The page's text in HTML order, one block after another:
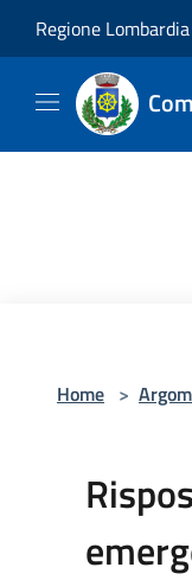
Regione Lombardia
Home >